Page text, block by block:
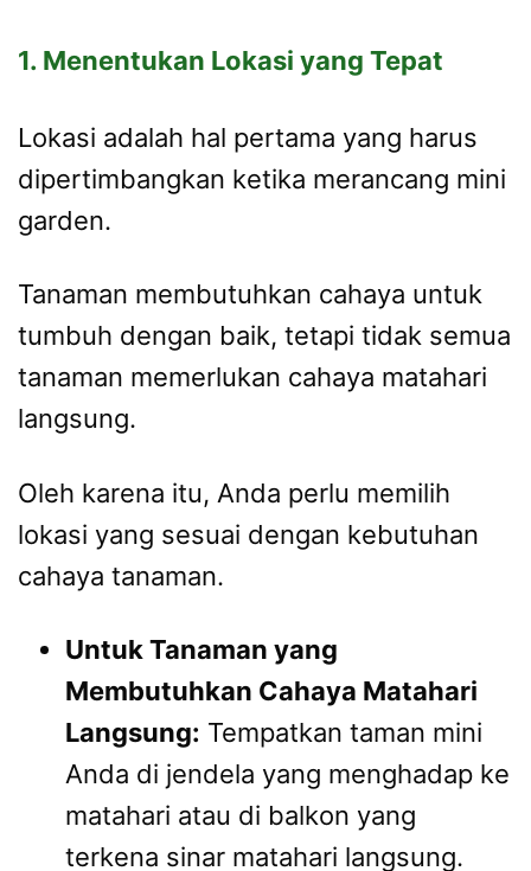
1. Menentukan Lokasi yang Tepat
Lokasi adalah hal pertama yang harus
dipertimbangkan ketika merancang mini
garden.
Tanaman membutuhkan cahaya untuk
tumbuh dengan baik, tetapi tidak semua
tanaman memerlukan cahaya matahari
langsung.
Oleh karena itu, Anda perlu memilih
lokasi yang sesuai dengan kebutuhan
cahaya tanaman.
Untuk Tanaman yang
Membutuhkan Cahaya Matahari
Langsung: Tempatkan taman mini
Anda di jendela yang menghadap ke
matahari atau di balkon yang
terkena sinar matahari langsung.